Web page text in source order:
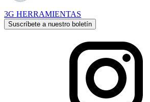
3G HERRAMIENTAS
Suscríbete a nuestro boletín